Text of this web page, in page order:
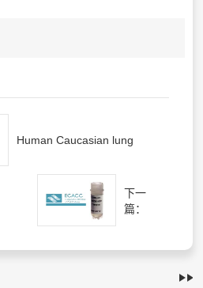
Human Caucasian lung
下一
篇：